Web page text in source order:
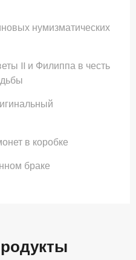
нумизматических
II и Филиппа в честь
в коробке
браке